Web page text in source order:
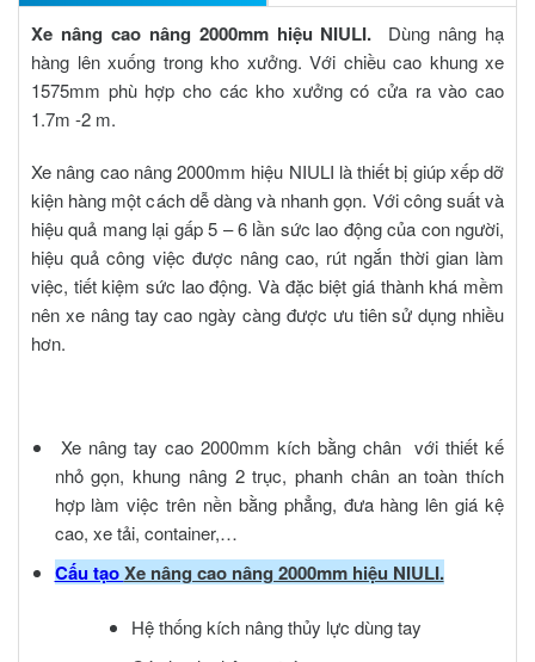
Xe nâng cao nâng 2000mm hiệu NIULI. Dùng nâng hạ
hàng lên xuống trong kho xưởng. Với chiều cao khung xe
1575mm phù hợp cho các kho xưởng có cửa ra vào cao
1.7m -2 m.
Xe nâng cao nâng 2000mm hiệu NIULI là thiết bị giúp xếp dỡ
kiện hàng một cách dễ dàng và nhanh gọn. Với công suất và
hiệu quả mang lại gấp 5 – 6 lần sức lao động của con người,
hiệu quả công việc được nâng cao, rút ngắn thời gian làm
việc, tiết kiệm sức lao động. Và đặc biệt giá thành khá mềm
nên xe nâng tay cao ngày càng được ưu tiên sử dụng nhiều
hơn.
Xe nâng tay cao 2000mm kích bằng chân với thiết kế
nhỏ gọn, khung nâng 2 trục, phanh chân an toàn thích
hợp làm việc trên nền bằng phẳng, đưa hàng lên giá kệ
cao, xe tải, container,…
Cấu tạoXe nâng cao nâng 2000mm hiệu NIULI.
Hệ thống kích nâng thủy lực dùng tay